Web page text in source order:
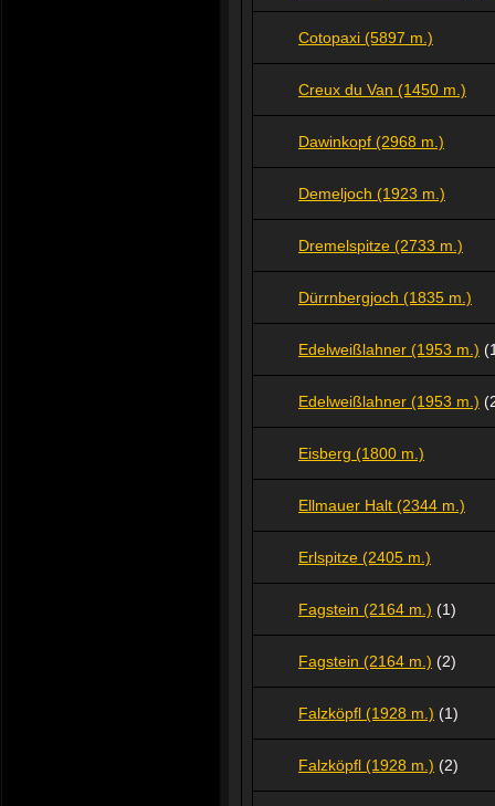
Cotopaxi (5897 m.)
Creux du Van (1450 m.)
Dawinkopf (2968 m.)
Demeljoch (1923 m.)
Dremelspitze (2733 m.)
Dürrnbergjoch (1835 m.)
Edelweißlahner (1953 m.)
Edelweißlahner (1953 m.)
Eisberg (1800 m.)
Ellmauer Halt (2344 m.)
Erlspitze (2405 m.)
Fagstein (2164 m.) (1)
Fagstein (2164 m.) (2)
Falzköpfl (1928 m.) (1)
Falzköpfl (1928 m.) (2)